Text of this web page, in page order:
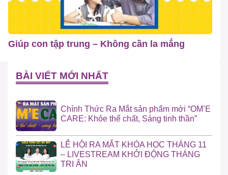
Giúp con tập trung – Không cần la mắng
BÀI VIẾT MỚI NHẤT
Chính Thức Ra Mắt sản phẩm mới “OM’E
CARE: Khỏe thể chất, Sáng tinh thần”
LỄ HỘI RA MẮT KHÓA HỌC THÁNG 11
– LIVESTREAM KHỞI ĐỘNG THÁNG
TRI ÂN